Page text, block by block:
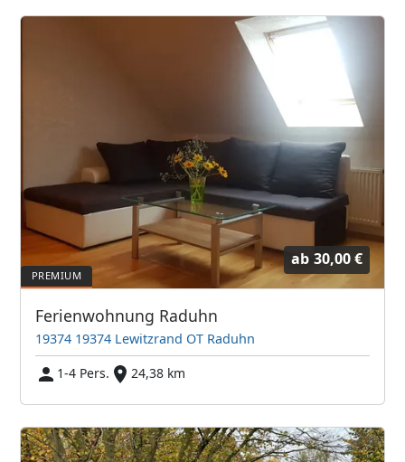
ab 30,00 €
Ferienwohnung Raduhn
19374 19374 Lewitzrand OT Raduhn
1-4 Pers.
24,38 km